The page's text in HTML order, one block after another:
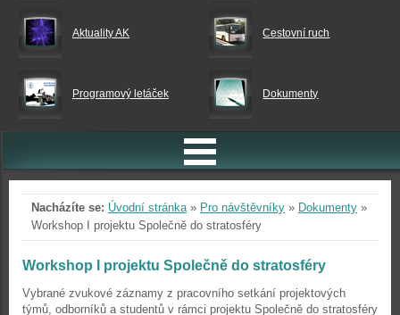
Aktuality AK Cestovní ruch
Programový letáček Dokumenty
Nacházíte se: Úvodní stránka» Pro návštěvníky » Dokumenty »
Workshop I projektu Společně do stratosféry
Workshop I projektu Společně do stratosféry
Vybrané zvukové záznamy z pracovního setkání projektových
týmů, odborníků a studentů v rámci projektu Společně do stratosféry